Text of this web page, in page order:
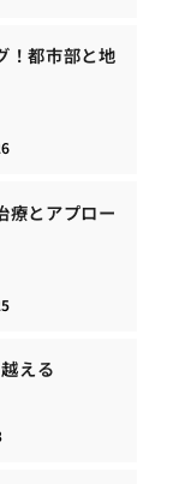
！都市部と地
療とアプロー
える